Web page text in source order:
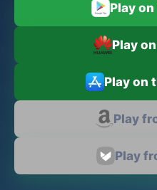
Play
Play
Play on
Play
Play